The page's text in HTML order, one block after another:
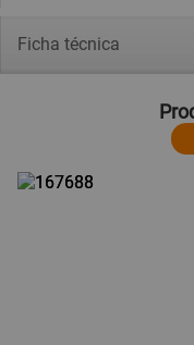
Ficha técnica